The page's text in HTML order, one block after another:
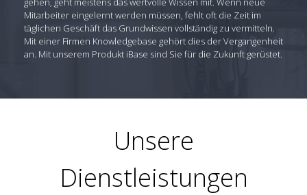
Mitarbeiter eingelernt werden müssen, fehlt oft die Zeit im
täglichen Geschäft das Grundwissen vollständig zu vermitteln.
Mit einer Firmen Knowledgebase gehört dies der Vergangenheit
an. Mit unserem Produkt iBase sind Sie für die Zukunft gerüstet.
Unsere
Dienstleistungen